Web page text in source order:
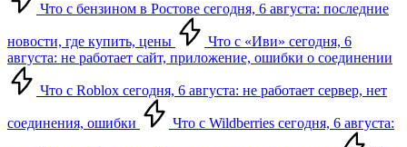
Что с бензином в Ростове сегодня, 6 августа: последние
новости, где купить, цены
Что с «Иви» сегодня, 6
августа: не работает сайт, приложение, ошибки о соединении
Что с Roblox сегодня, 6 августа: не работает сервер, нет
соединения, ошибки Что с Wildberries сегодня, 6 августа: